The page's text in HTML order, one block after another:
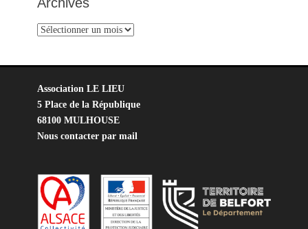
Archives
Association LE LIEU
5 Place de la République
68100 MULHOUSE
Nous contacter par mail